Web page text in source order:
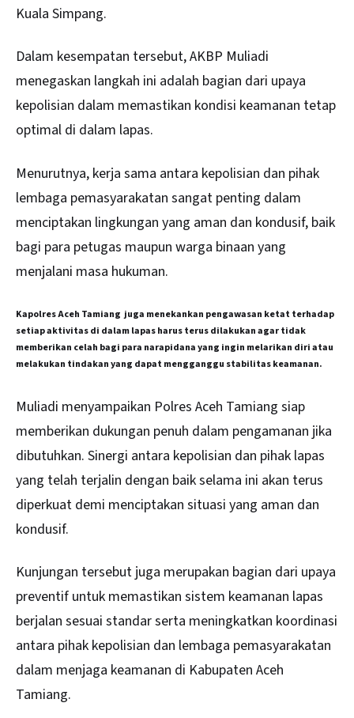
Kuala Simpang.
Dalam kesempatan tersebut, AKBP Muliadi
menegaskan langkah ini adalah bagian dari upaya
kepolisian dalam memastikan kondisi keamanan tetap
optimal di dalam lapas.
Menurutnya, kerja sama antara kepolisian dan pihak
lembaga pemasyarakatan sangat penting dalam
menciptakan lingkungan yang aman dan kondusif, baik
bagi para petugas maupun warga binaan yang
menjalani masa hukuman.
Kapolres Aceh Tamiang juga menekankan pengawasan ketat terhadap
setiap aktivitas di dalam lapas harus terus dilakukan agar tidak
memberikan celah bagi para narapidana yang ingin melarikan diri atau
melakukan tindakan yang dapat mengganggu stabilitas keamanan.
Muliadi menyampaikan Polres Aceh Tamiang siap
memberikan dukungan penuh dalam pengamanan jika
dibutuhkan. Sinergi antara kepolisian dan pihak lapas
yang telah terjalin dengan baik selama ini akan terus
diperkuat demi menciptakan situasi yang aman dan
kondusif.
Kunjungan tersebut juga merupakan bagian dari upaya
preventif untuk memastikan sistem keamanan lapas
berjalan sesuai standar serta meningkatkan koordinasi
antara pihak kepolisian dan lembaga pemasyarakatan
dalam menjaga keamanan di Kabupaten Aceh
Tamiang.